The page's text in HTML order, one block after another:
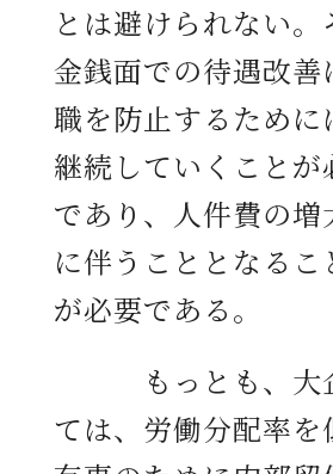
とは避けられない。
金銭面での待遇改善
職を防止するために
継続していくことが
であり、人件費の増
に伴うこととなるこ
が必要である。
もっとも、大
ては、労働分配率を